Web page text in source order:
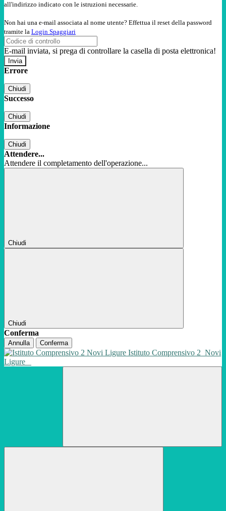
all'indirizzo indicato con le istruzioni necessarie.
Non hai una e-mail associata al nome utente? Effettua il reset della password
tramite la Login Spaggiari
E-mail inviata, si prega di controllare la casella di posta elettronica!
Errore
Chiudi
Successo
Chiudi
Informazione
Chiudi
Attendere...
Attendere il completamento dell'operazione...
Chiudi
Chiudi
Conferma
Annulla Conferma
Istituto Comprensivo 2 Novi
Ligure